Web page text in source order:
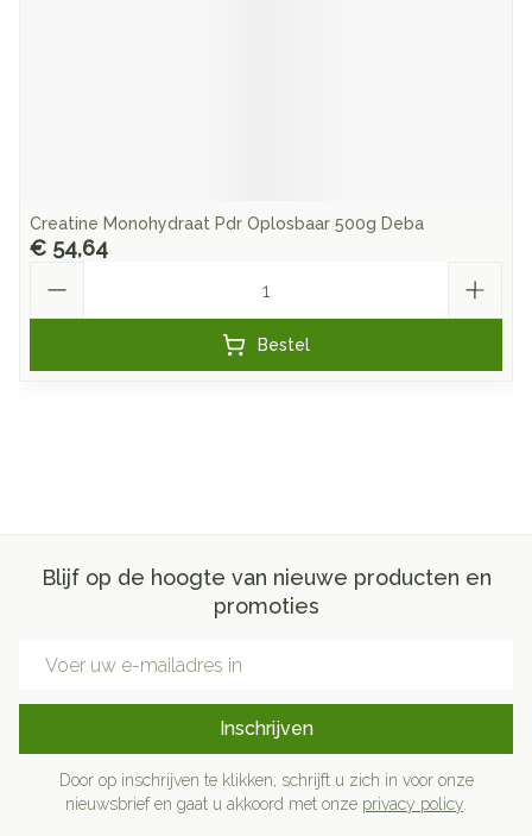
Creatine Monohydraat Pdr Oplosbaar 500g Deba
€ 54,64
Bestel
Blijf op de hoogte van nieuwe producten en
promoties
Inschrijven
Door op inschrijven te klikken, schrijft u zich in voor onze
nieuwsbrief en gaat u akkoord met onze privacy policy